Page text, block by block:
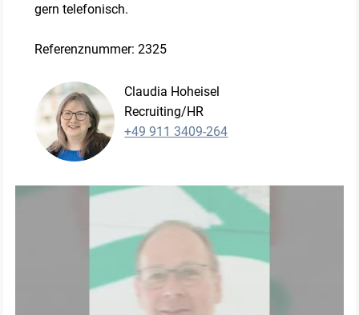
gern telefonisch.
Referenznummer: 2325
Claudia Hoheisel
Recruiting/HR
+49 911 3409-264